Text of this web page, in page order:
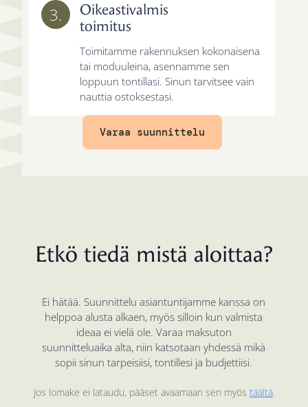
3.
Oikeastivalmis
toimitus
Toimitamme rakennuksen kokonaisena
tai moduuleina, asennamme sen
loppuun tontillasi. Sinun tarvitsee vain
nauttia ostoksestasi.
Varaa suunnittelu
Etkö tiedä mistä aloittaa?
Ei hätää. Suunnittelu asiantuntijamme kanssa on
helppoa alusta alkaen, myös silloin kun valmista
ideaa ei vielä ole. Varaa maksuton
suunnitteluaika alta, niin katsotaan yhdessä mikä
sopii sinun tarpeisiisi, tontillesi ja budjettiisi.
Jos lomake ei lataudu, pääset avaamaan sen myös täältä.